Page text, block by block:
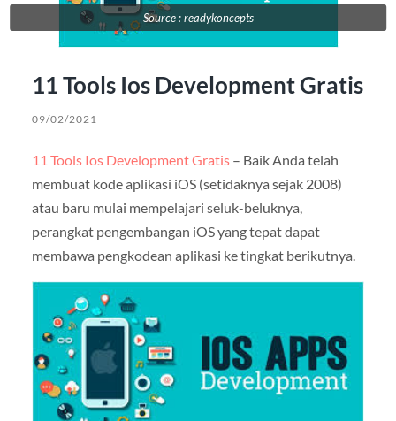
Source : readykoncepts
11 Tools Ios Development Gratis
09/02/2021
11 Tools Ios Development Gratis– Baik Anda telah
membuat kode aplikasi iOS (setidaknya sejak 2008)
atau baru mulai mempelajari seluk-beluknya,
perangkat pengembangan iOS yang tepat dapat
membawa pengkodean aplikasi ke tingkat berikutnya.